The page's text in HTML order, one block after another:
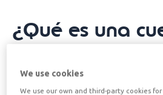
¿Qué es una
qué sirve?
We use cookies
We use our own and third-party cookies